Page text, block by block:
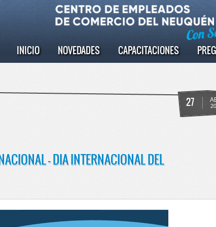
INICIO NOVEDADES CAPACITACIONES
27
- DIA INTERNACIONAL DEL